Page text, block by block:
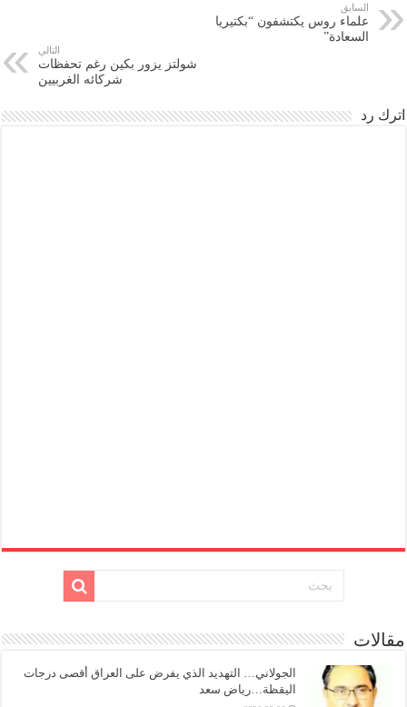
السابق
علماء روس يكتشفون “بكتيريا
السعادة”
التالي
شولتز يزور بكين رغم تحفظات
شركائه الغربيين
اترك رد
مقالات
الجولاني… التهديد الذي يفرض على العراق أقصى درجات
اليقظة…رياض سعد